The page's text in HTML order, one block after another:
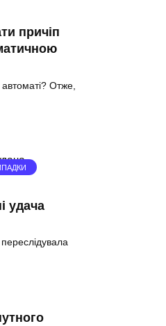
причіп
Отже,
удача